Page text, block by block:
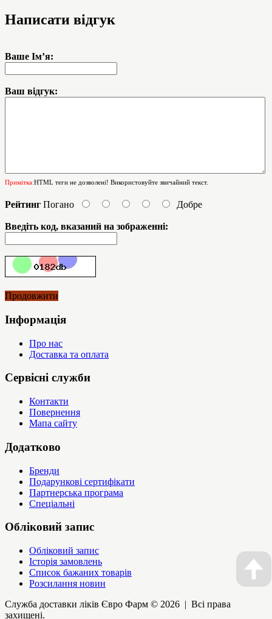
Написати відгук
Ваше Ім’я:
Ваш відгук:
Примітка:HTML теги не дозволені! Використовуйте звичайний текст.
Рейтинг Погано Добре
Введіть код, вказаний на зображенні:
Продовжити
Інформація
Про нас
Доставка та оплата
Сервісні служби
Контакти
Повернення
Мапа сайту
Додатково
Бренди
Подарункові сертифікати
Партнерська програма
Спеціальні
Обліковий запис
Обліковий запис
Історія замовлень
Список бажаних товарів
Розсилання новин
Служба доставки ліків Євро Фарм © 2026 | Всі права
захищені.